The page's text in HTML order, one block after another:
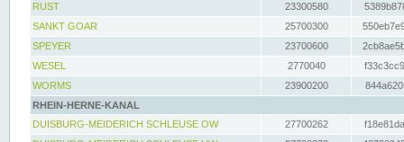
RUST
23300580
SANKT GOAR
25700300
SPEYER
23700600
WESEL
2770040
WORMS
23900200
RHEIN-HERNE-KANAL
DUISBURG-MEIDERICH SCHLEUSE OW
27700262